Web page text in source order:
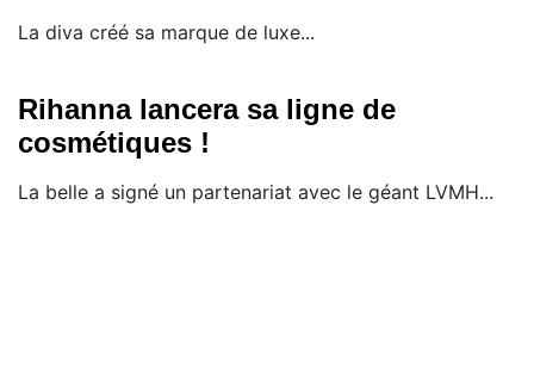
La diva créé sa marque de luxe...
Rihanna lancera sa ligne de
cosmétiques !
La belle a signé un partenariat avec le géant LVMH...